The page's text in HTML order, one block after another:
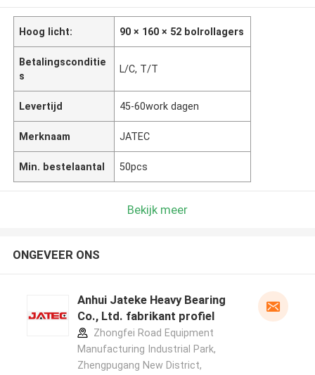
Hoog licht: 90 × 160 × 52 bolrollagers
Betalingsconditie
s
L/C, T/T
Levertijd 45-60work dagen
Merknaam JATEC
Min. bestelaantal 50pcs
Bekijk meer
ONGEVEER ONS
Anhui Jateke Heavy Bearing
Co., Ltd. fabrikant profiel
Zhongfei Road Equipment
Manufacturing Industrial Park,
Zhengpugang New District,